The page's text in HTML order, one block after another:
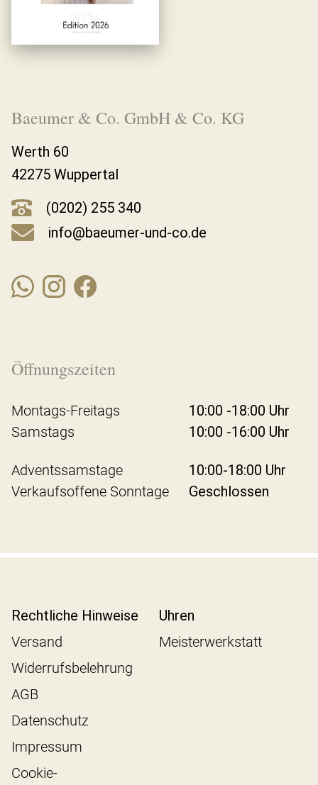
Baeumer & Co. GmbH & Co. KG
Werth 60
42275 Wuppertal
(0202) 255 340
info@baeumer-und-co.de
Öffnungszeiten
Montags-Freitags
10:00 -18:00 Uhr
Samstags
10:00 -16:00 Uhr
Adventssamstage
10:00-18:00 Uhr
Verkaufsoffene Sonntage
Geschlossen
Rechtliche Hinweise
Versand
Widerrufsbelehrung
AGB
Datenschutz
Impressum
Cookie-
Uhren
Meisterwerkstatt